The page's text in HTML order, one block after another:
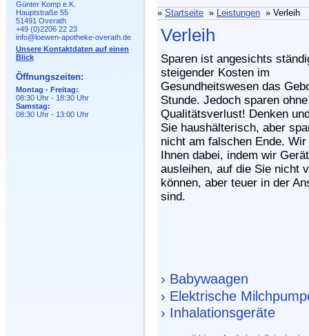
Günter Komp e.K.
Hauptstraße 55
51491 Overath
+49 (0)2206 22 23
info@loewen-apotheke-overath.de
Unsere Kontaktdaten auf einen
Blick
Öffnungszeiten:
Montag - Freitag:
08:30 Uhr - 18:30 Uhr
Samstag:
08:30 Uhr - 13:00 Uhr
» Startseite » Leistungen » Verleih
Verleih
Sparen ist angesichts
steigender Kosten im
Gesundheitswesen das
Stunde. Jedoch sparen ohne
Qualitätsverlust! Denken
Sie haushälterisch, aber
nicht am falschen Ende. Wir
Ihnen dabei, indem wir
ausleihen, auf die Sie nicht
können, aber teuer in der
sind.
› Babywaagen
› Elektrische
› Inhalationsgeräte